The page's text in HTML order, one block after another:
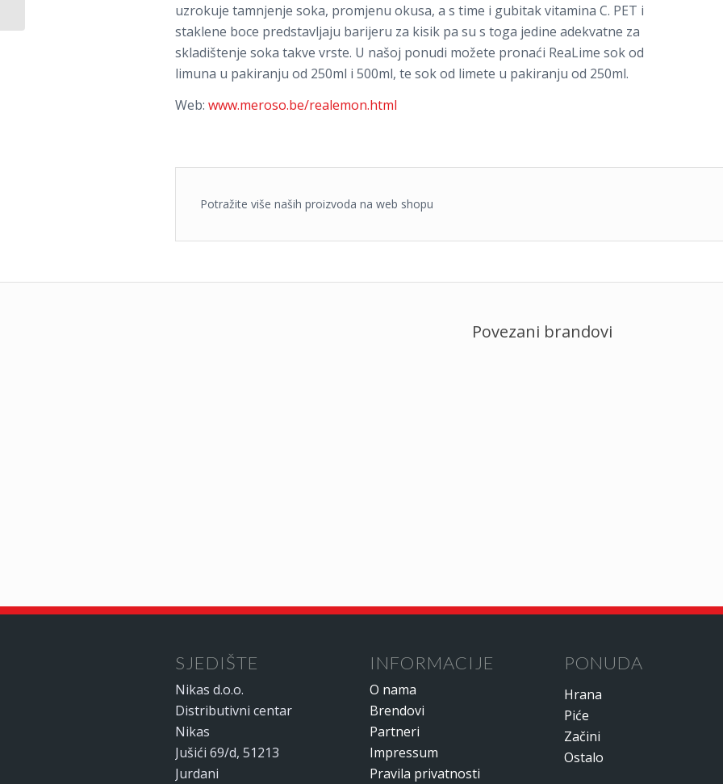
uzrokuje tamnjenje soka, promjenu okusa, a s time i gubitak vitamina C. PET i
staklene boce predstavljaju barijeru za kisik pa su s toga jedine adekvatne za
skladištenje soka takve vrste. U našoj ponudi možete pronaći ReaLime sok od
limuna u pakiranju od 250ml i 500ml, te sok od limete u pakiranju od 250ml.
Web: www.meroso.be/realemon.html
Potražite više naših proizvoda na web shopu
Povezani brandovi
SJEDIŠTE
Nikas d.o.o.
Distributivni centar
Nikas
Jušići 69/d, 51213
Jurdani
INFORMACIJE
O nama
Brendovi
Partneri
Impressum
Pravila privatnosti
PONUDA
Hrana
Piće
Začini
Ostalo